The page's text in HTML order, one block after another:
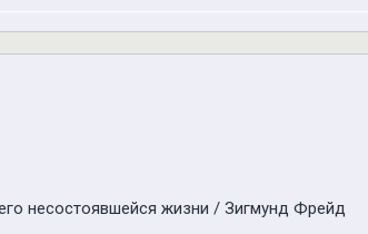
несостоявшейся жизни / Зигмунд Фрейд